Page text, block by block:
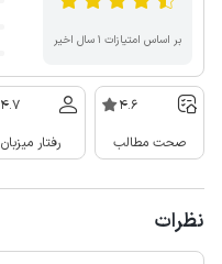
بر اساس امتیازات ۱ سال اخیر
4.6
صحت مطالب
4.7
رفتار میزبان
نظرات